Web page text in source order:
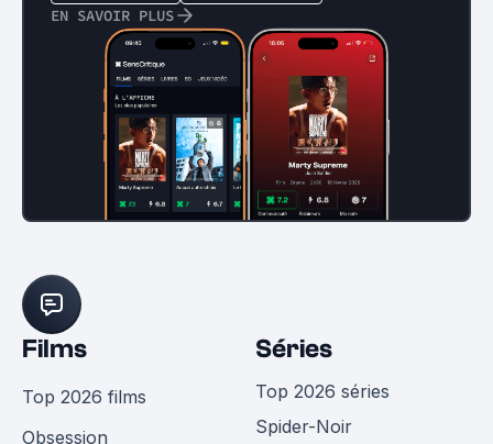
EN SAVOIR PLUS
Films
Top 2026 films
Obsession
Séries
Top 2026 séries
Spider-Noir